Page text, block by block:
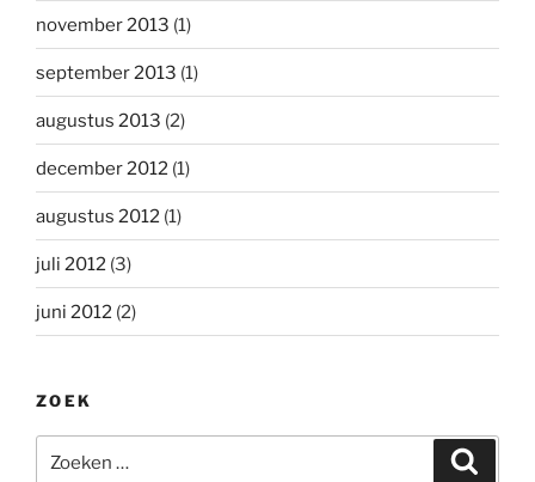
november 2013 (1)
september 2013 (1)
augustus 2013 (2)
december 2012 (1)
augustus 2012 (1)
juli 2012 (3)
juni 2012 (2)
ZOEK
naar: